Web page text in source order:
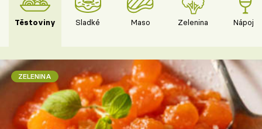
Těstoviny Sladké Maso Zelenina Nápoje
ZELENINA